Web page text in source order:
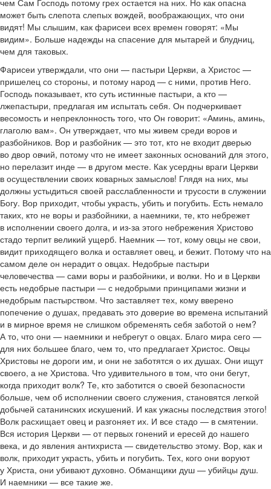
чем Сам Господь потому грех остается на них. Но как опасна
может быть слепота слепых вождей, воображающих, что они
видят! Мы слышим, как фарисеи всех времен говорят: «Мы
видим». Больше надежды на спасение для мытарей и блудниц,
чем для таковых.
Фарисеи утверждали, что они — пастыри Церкви, а Христос —
пришелец со стороны, и потому народ — с ними, против Него.
Господь показывает, кто суть истинные пастыри, а кто —
лжепастыри, предлагая им испытать себя. Он подчеркивает
весомость и непреклонность того, что Он говорит: «Аминь, аминь,
глаголю вам». Он утверждает, что мы живем среди воров и
разбойников. Вор и разбойник — это тот, кто не входит дверью
во двор овчий, потому что не имеет законных оснований для этого,
но перелазит инде — в другом месте. Как усердны враги Церкви
в осуществлении своих коварных замыслов! Глядя на них, мы
должны устыдиться своей расслабленности и трусости в служении
Богу. Вор приходит, чтобы украсть, убить и погубить. Есть немало
таких, кто не воры и разбойники, а наемники, те, кто небрежет
в исполнении своего долга, и из-за этого небрежения Христово
стадо терпит великий ущерб. Наемник — тот, кому овцы не свои,
видит приходящего волка и оставляет овец, и бежит. Потому что на
самом деле он нерадит о овцах. Недобрые пастыри
человечества — сами воры и разбойники, и волки. Но и в Церкви
есть недобрые пастыри — с недобрыми принципами жизни и
недобрым пастырством. Что заставляет тех, кому вверено
попечение о душах, предавать это доверие во времена испытаний
и в мирное время не слишком обременять себя заботой о нем?
А то, что они — наемники и небрегут о овцах. Благо мира сего —
для них большее благо, чем то, что предлагает Христос. Овцы
Христовы не дороги им, и они не заботятся о их душах. Они ищут
своего, а не Христова. Что удивительного в том, что они бегут,
когда приходит волк? Те, кто заботится о своей безопасности
больше, чем об исполнении своего служения, становятся легкой
добычей сатанинских искушений. И как ужасны последствия этого!
Волк расхищает овец и разгоняет их. И все стадо — в смятении.
Вся история Церкви — от первых гонений и ересей до нашего
века, и до явления антихриста — свидетельство этому. Вор, как и
волк, приходит украсть, убить и погубить. Тех, кого они воруют
у Христа, они убивают духовно. Обманщики душ — убийцы душ.
И наемники — все такие же.